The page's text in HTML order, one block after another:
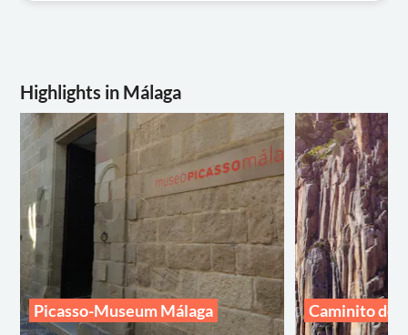
Highlights in Málaga
Picasso-Museum Málaga Caminito del